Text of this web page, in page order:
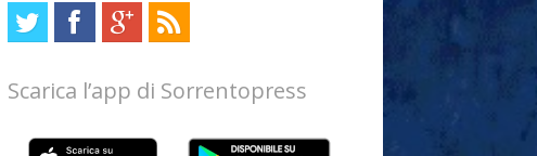
Scarica l’app di Sorrentopress